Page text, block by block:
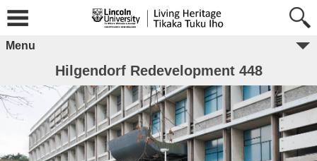
Menu
Hilgendorf Redevelopment 448